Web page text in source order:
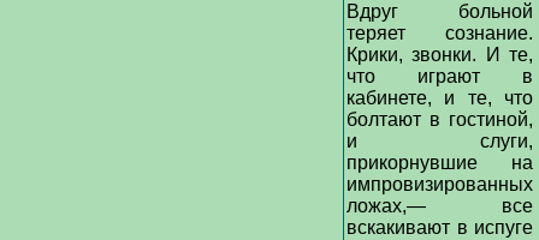
Вдруг больной
теряет сознание.
Крики, звонки. И те,
что играют в
кабинете, и те, что
болтают в гостиной,
и слуги,
прикорнувшие на
импровизированных
ложах,— все
вскакивают в испуге